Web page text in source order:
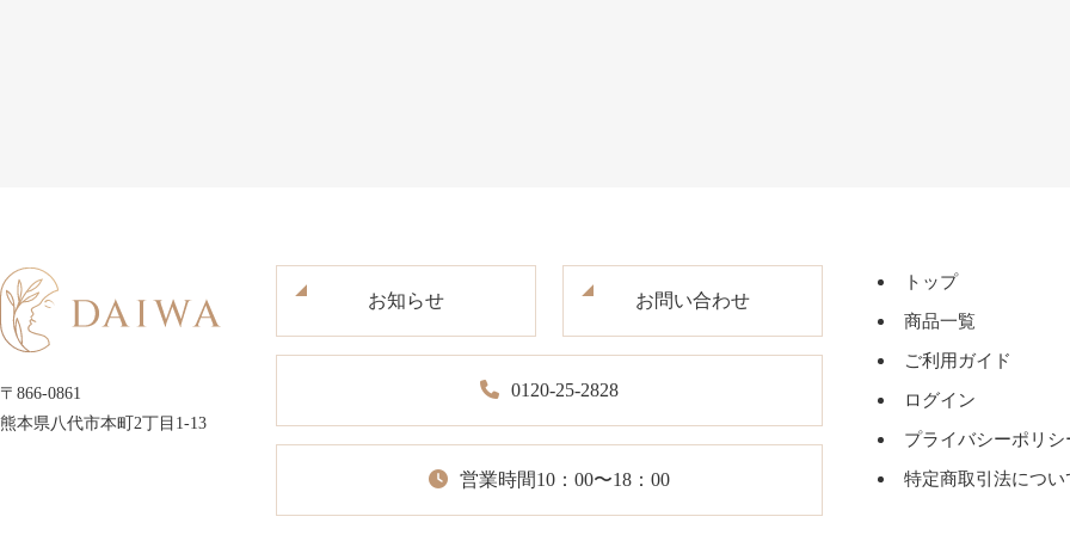
〒866-0861
熊本県八代市本町2丁目1-13
お知らせ お問い合わせ
0120-25-2828
営業時間10：00〜18：00
トップ
商品一覧
ご利用ガイド
ログイン
プライバシーポリシ
特定商取引法につい